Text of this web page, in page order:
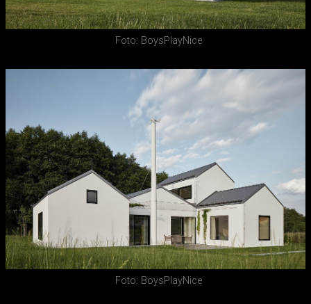
Foto: BoysPlayNice
Foto: BoysPlayNice